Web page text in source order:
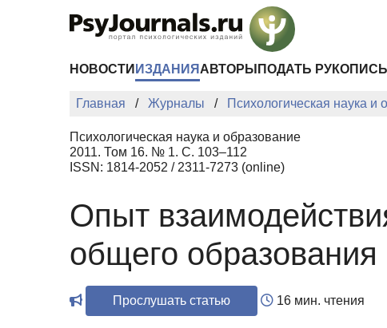
НОВОСТИ ИЗДАНИЯ АВТОРЫ ПОДАТЬ РУКОПИСЬ
Главная Журналы Психологическая наука и
Психологическая наука и образование
2011. Том 16. № 1. С. 103–112
ISSN: 1814-2052 / 2311-7273 (online)
Опыт
общего образования
Прослушать статью 16 мин. чтения